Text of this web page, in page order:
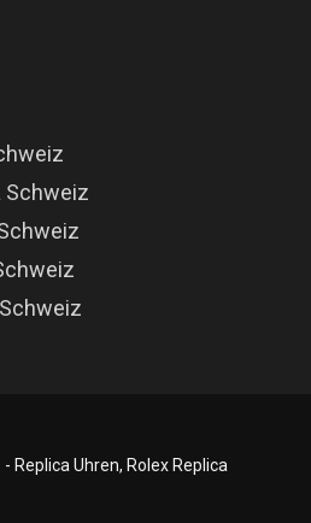
Schweiz
Replica Uhren, Rolex Replica